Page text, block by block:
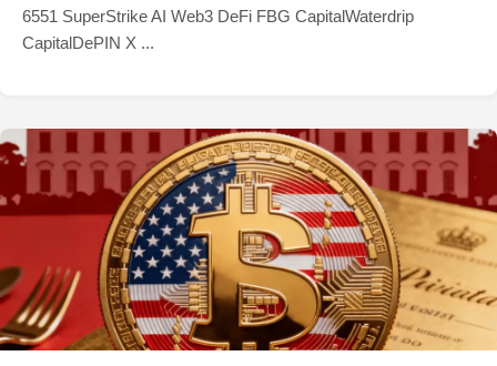
6551 SuperStrike AI Web3 DeFi FBG CapitalWaterdrip
CapitalDePIN X ...